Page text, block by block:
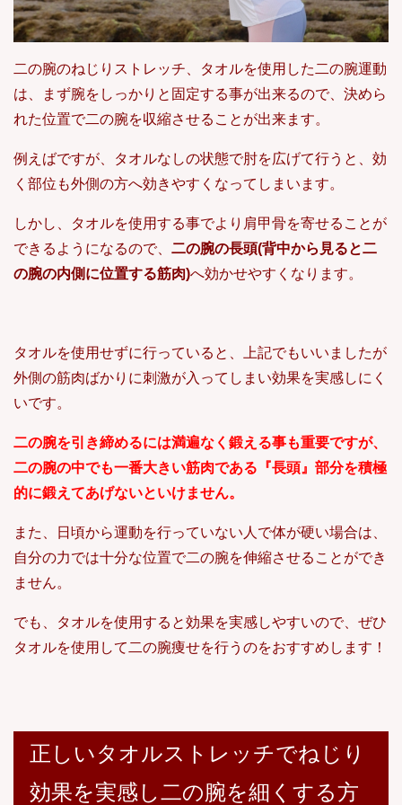
二の腕のねじりストレッチ、タオルを使用した二の腕運動
は、まず腕をしっかりと固定する事が出来るので、決めら
れた位置で二の腕を収縮させることが出来ます。
例えばですが、タオルなしの状態で肘を広げて行うと、効
く部位も外側の方へ効きやすくなってしまいます。
しかし、タオルを使用する事でより肩甲骨を寄せることが
できるようになるので、 二の腕の長頭(背中から見ると二
の腕の内側に位置する筋肉)へ効かせやすくなります。
タオルを使用せずに行っていると、上記でもいいましたが
外側の筋肉ばかりに刺激が入ってしまい効果を実感しにく
いです。
二の腕を引き締めるには満遍なく鍛える事も重要ですが、
二の腕の中でも一番大きい筋肉である『長頭』部分を積極
的に鍛えてあげないといけません。
また、日頃から運動を行っていない人で体が硬い場合は、
自分の力では十分な位置で二の腕を伸縮させることができ
ません。
でも、タオルを使用すると効果を実感しやすいので、ぜひ
タオルを使用して二の腕痩せを行うのをおすすめします！
正しいタオルストレッチでねじり
効果を実感し二の腕を細くする方